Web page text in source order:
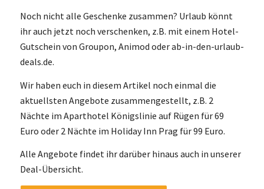
Noch nicht alle Geschenke zusammen? Urlaub könnt
ihr auch jetzt noch verschenken, z.B. mit einem Hotel-
Gutschein von Groupon, Animod oder ab-in-den-urlaub-
deals.de.
Wir haben euch in diesem Artikel noch einmal die
aktuellsten Angebote zusammengestellt, z.B. 2
Nächte im Aparthotel Königslinie auf Rügen für 69
Euro oder 2 Nächte im Holiday Inn Prag für 99 Euro.
Alle Angebote findet ihr darüber hinaus auch in unserer
Deal-Übersicht.